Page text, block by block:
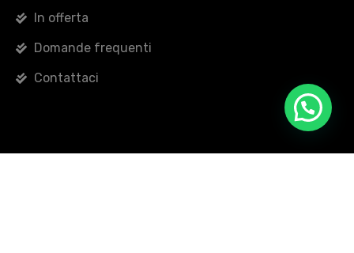
In offerta
Domande frequenti
Contattaci